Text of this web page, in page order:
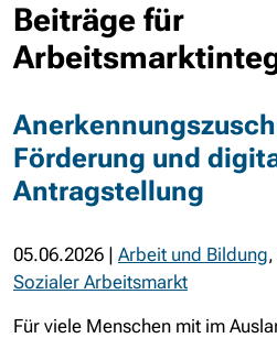
Beiträge für
Förderung und
Antragstellung
05.06.2026 | Arbeit und Bildung,
Sozialer Arbeitsmarkt
Für viele Menschen mit im